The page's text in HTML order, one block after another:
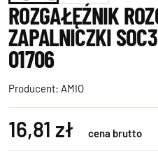
ROZGAŁĘŹNIK
ZAPALNICZKI
01706
Producent: AMIO
16,81 zł cena brutto